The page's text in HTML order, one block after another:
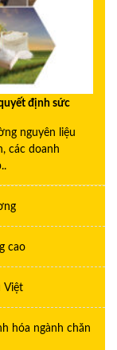
định sức
nguyên liệu
các doanh
cao
Việt
hóa ngành chăn